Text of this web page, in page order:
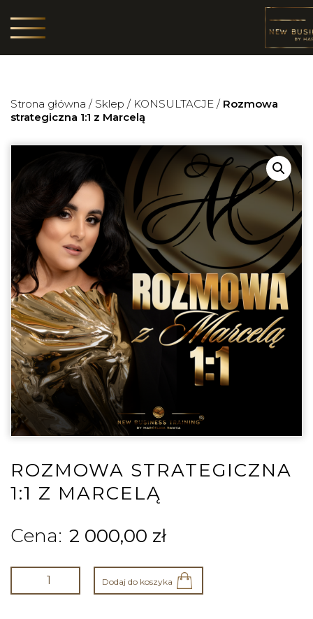
Strona główna / Sklep / KONSULTACJE / Rozmowa
strategiczna 1:1 z Marcelą
ROZMOWA STRATEGICZNA
1:1 Z MARCELĄ
2 000,00 zł
Dodaj do koszyka